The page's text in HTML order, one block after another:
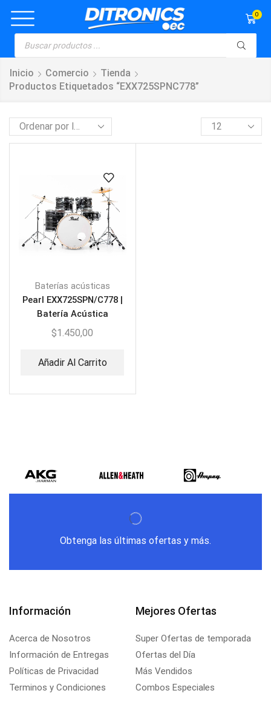
0
Inicio Comercio
Tienda
Productos Etiquetados “EXX725SPNC778”
Baterías acústicas
Pearl EXX725SPN/C778 |
Batería Acústica
Graphite Silver Twist
$1.450,00
Añadir Al Carrito
Obtenga las últimas ofertas y más.
Información
Acerca de Nosotros
Información de Entregas
Políticas de Privacidad
Terminos y Condiciones
Mejores Ofertas
Super Ofertas de temporada
Ofertas del Día
Más Vendidos
Combos Especiales